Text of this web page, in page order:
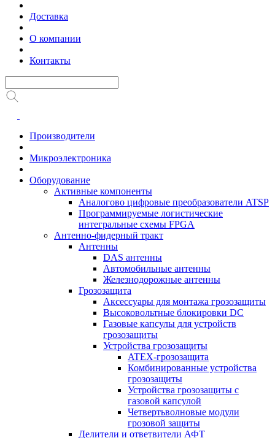
Доставка
О компании
Контакты
Производители
Микроэлектроника
Оборудование
Активные компоненты
Аналогово цифровые преобразователи ATSP
Программируемые логистические
интегральные схемы FPGA
Антенно-фидерный тракт
Антенны
DAS антенны
Автомобильные антенны
Железнодорожные антенны
Грозозащита
Аксессуары для монтажа грозозащиты
Высоковольтные блокировки DC
Газовые капсулы для устройств
грозозащиты
Устройства грозозащиты
ATEX-грозозащита
Комбинированные устройства
грозозащиты
Устройства грозозащиты с
газовой капсулой
Четвертьволновые модули
грозовой защиты
Делители и ответвители АФТ